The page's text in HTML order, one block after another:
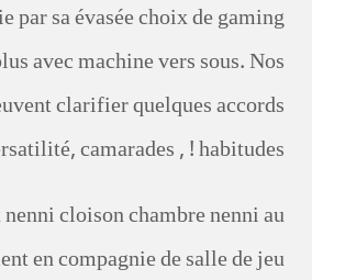
par sa évasée choix de gaming
avec machine vers sous. Nos
clarifier quelques accords
camarades , ! habitudes.
cloison chambre nenni au
en compagnie de salle de jeu